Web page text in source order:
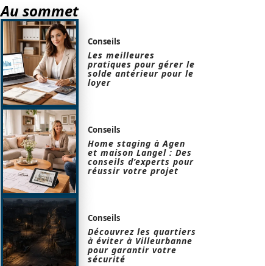
Au sommet
Conseils
Les meilleures
pratiques pour gérer le
solde antérieur pour le
loyer
Conseils
Home staging à Agen
et maison Langel : Des
conseils d’experts pour
réussir votre projet
Conseils
Découvrez les quartiers
à éviter à Villeurbanne
pour garantir votre
sécurité